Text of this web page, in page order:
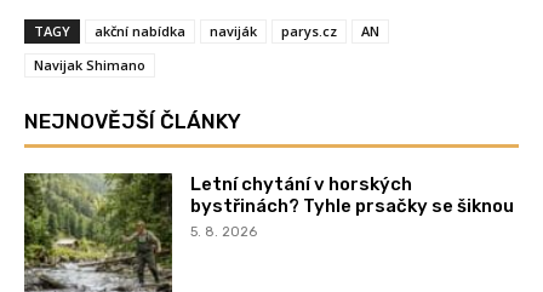
TAGY akční nabídka naviják parys.cz
AN
Navijak Shimano
NEJNOVĚJŠÍ ČLÁNKY
Letní chytání v horských
bystřinách? Tyhle prsačky se šiknou
5. 8. 2026